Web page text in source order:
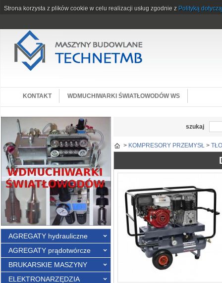
KONTAKT WDMUCHIWARKI ŚWIATŁOWODÓW WS
AGREGATY hydrauliczne
AGREGATY prądotwórcze
BRUKARSKIE MASZYNY
ELEKTRONARZĘDZIA
szukaj
> KOMPRESORY PRZEMYSŁ >
Strona korzysta z plików cookie w celu realizacji usług zgodnie z Polityką